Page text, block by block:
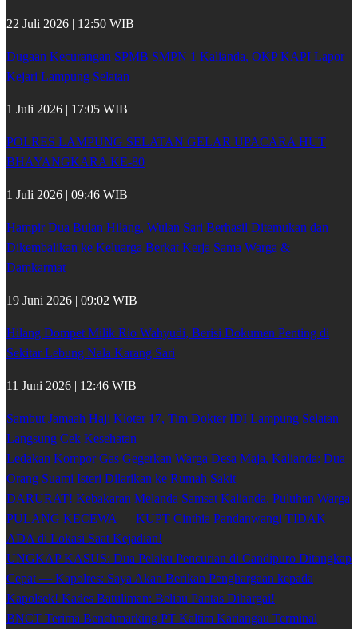
22 Juli 2026 | 12:50 WIB
Dugaan Kecurangan SPMB SMPN 1 Kalianda, OKP KAPI Lapor
Kejari Lampung Selatan
1 Juli 2026 | 17:05 WIB
POLRES LAMPUNG SELATAN GELAR UPACARA HUT
BHAYANGKARA KE-80
1 Juli 2026 | 09:46 WIB
Hampir Dua Bulan Hilang, Wulan Sari Berhasil Ditemukan dan
Dikembalikan ke Keluarga Berkat Kerja Sama Warga &
Damkarmat
19 Juni 2026 | 09:02 WIB
Hilang Dompet Milik Rio Wahyudi, Berisi Dokumen Penting di
Sekitar Lebung Nala Karang Sari
11 Juni 2026 | 12:46 WIB
Sambut Jamaah Haji Kloter 17, Tim Dokter IDI Lampung Selatan
Langsung Cek Kesehatan
Ledakan Kompor Gas Gegerkan Warga Desa Maja, Kalianda: Dua
Orang Suami Isteri Dilarikan ke Rumah Sakit
DARURAT! Kebakaran Melanda Samsat Kalianda, Puluhan Warga
PULANG KECEWA — KUPT Cinthia Pandanwangi TIDAK
ADA di Lokasi Saat Kejadian!
UNGKAP KASUS: Dua Pelaku Pencurian di Candipuro Ditangkap
Cepat — Kapolres: Saya Akan Berikan Penghargaan kepada
Kapolsek! Kades Batuliman: Beliau Pantas Dihargai!
BNCT Terima Benchmarking PT Kaltim Kariangau Terminal